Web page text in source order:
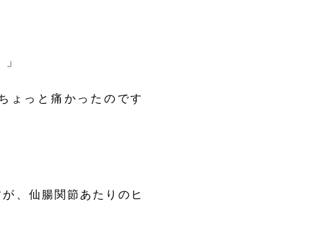
ょっと痛かったのです
、仙腸関節あたりのヒ